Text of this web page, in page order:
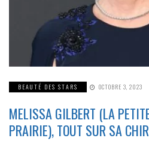
BEAUTÉ DES STARS OCTOBRE 3, 2023
MELISSA GILBERT (LA
PRAIRIE), TOUT SUR SA